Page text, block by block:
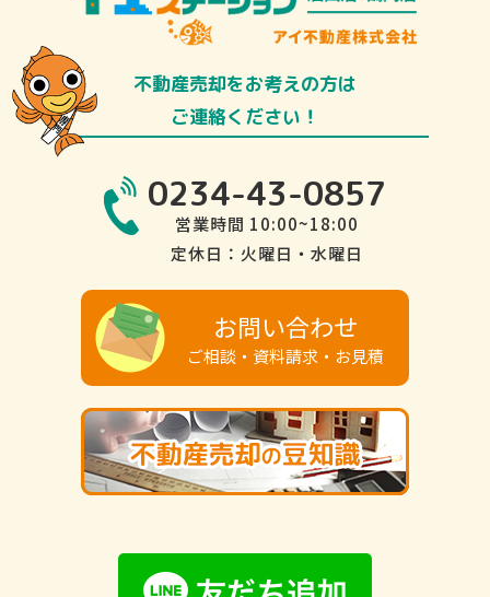
不動産売却をお考えの方は
ご連絡ください！
0234-43-0857
営業時間 10:00~18:00
定休日：火曜日・水曜日
お問い合わせ
ご相談・資料請求・お見積